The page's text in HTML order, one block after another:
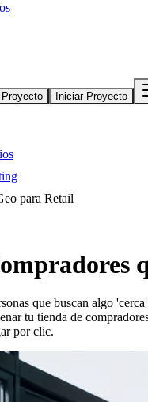
Proyecto Iniciar Proyecto
para Retail
que buscan algo
tu tienda de
por clic.